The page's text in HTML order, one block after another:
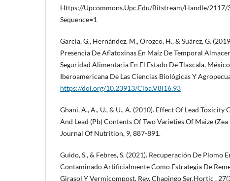
Https://Upcommons.Upc.Edu/Bitstream/Handle/2117/
Sequence=1
García, G., Hernández, M., Orozco, H., & Suárez, G.
Presencia De Aflatoxinas En Maíz De Temporal
Seguridad Alimentaria En El Estado De Tlaxcala,
Iberoamericana De Las Ciencias Biológicas Y
https://doi.org/10.23913/Ciba.V8i16.93
Ghani, A., A., U., & U., A. (2010). Effect Of Lead
And Lead (Pb) Contents Of Two Varieties Of Maize (Zea
Journal Of Nutrition, 9, 887-891.
Guido, S., & Febres, S. (2021). Recuperación De Plomo
Contaminado Artificialmente Como Estrategia De
Girasol Y Vermicompost. Rev. Chapingo Ser.Hortic ,